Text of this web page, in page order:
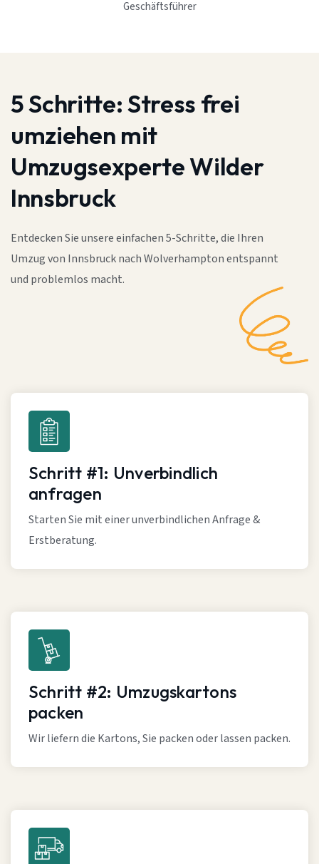
Geschäftsführer
5 Schritte:Stress frei
umziehen mit
Umzugsexperte Wilder
Innsbruck
Entdecken Sie unsere einfachen 5-Schritte, die Ihren
Umzug von Innsbruck nach Wolverhampton entspannt
und problemlos macht.
Schritt #1: Unverbindlich
anfragen
Starten Sie mit einer unverbindlichen Anfrage &
Erstberatung.
Schritt #2: Umzugskartons
packen
Wir liefern die Kartons, Sie packen oder lassen packen.